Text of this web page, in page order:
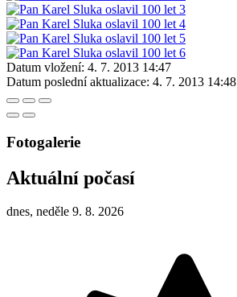
Datum vložení: 4. 7. 2013 14:47
Datum poslední aktualizace: 4. 7. 2013 14:48
Fotogalerie
Aktuální počasí
dnes, neděle 9. 8. 2026